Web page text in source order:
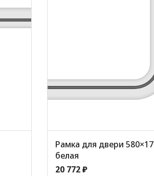
Рамка для двери
белая
20 772 ₽